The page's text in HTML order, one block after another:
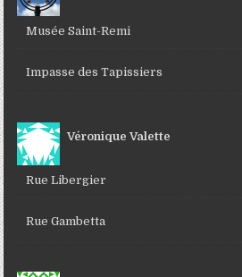
Musée Saint-Remi
Impasse des Tapissiers
Véronique Valette
Rue Libergier
Rue Gambetta